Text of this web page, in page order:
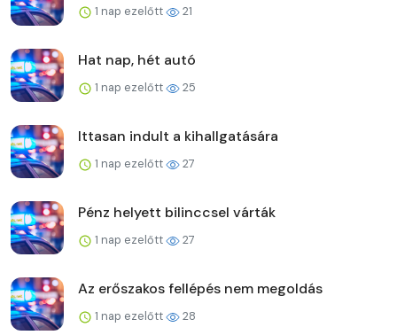
1 nap ezelőtt 21
Hat nap, hét autó
1 nap ezelőtt 25
Ittasan indult a kihallgatására
1 nap ezelőtt 27
Pénz helyett bilinccsel várták
1 nap ezelőtt 27
Az erőszakos fellépés nem megoldás
1 nap ezelőtt 28